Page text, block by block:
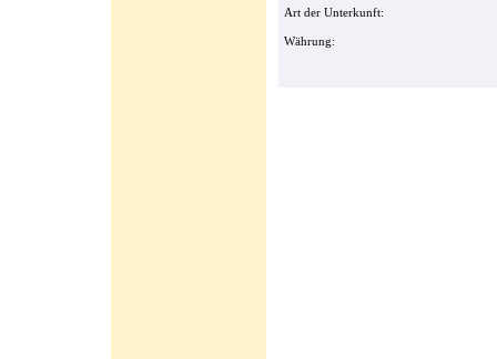
Art der Unterkunft:
Währung: